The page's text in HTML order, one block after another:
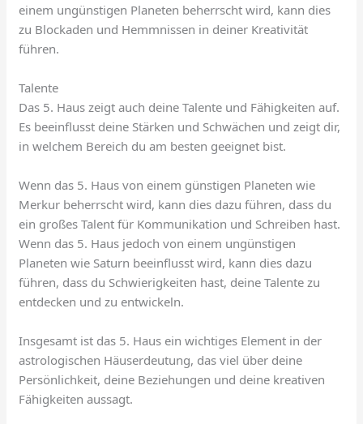
einem ungünstigen Planeten beherrscht wird, kann dies
zu Blockaden und Hemmnissen in deiner Kreativität
führen.
Talente
Das 5. Haus zeigt auch deine Talente und Fähigkeiten auf.
Es beeinflusst deine Stärken und Schwächen und zeigt dir,
in welchem Bereich du am besten geeignet bist.
Wenn das 5. Haus von einem günstigen Planeten wie
Merkur beherrscht wird, kann dies dazu führen, dass du
ein großes Talent für Kommunikation und Schreiben hast.
Wenn das 5. Haus jedoch von einem ungünstigen
Planeten wie Saturn beeinflusst wird, kann dies dazu
führen, dass du Schwierigkeiten hast, deine Talente zu
entdecken und zu entwickeln.
Insgesamt ist das 5. Haus ein wichtiges Element in der
astrologischen Häuserdeutung, das viel über deine
Persönlichkeit, deine Beziehungen und deine kreativen
Fähigkeiten aussagt.